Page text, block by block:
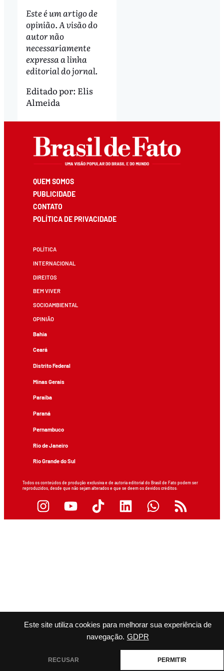
Este site utiliza cookies para melhorar sua experiência de
navegação. GDPR
RECUSAR PERMITIR
Este é um artigo de
opinião. A visão do
autor não
necessariamente
expressa a linha
editorial do jornal.
Editado por: Elis
Almeida
QUEM SOMOS
PUBLICIDADE
CONTATO
POLÍTICA DE PRIVACIDADE
POLÍTICA
INTERNACIONAL
DIREITOS
BEM VIVER
SOCIOAMBIENTAL
OPINIÃO
Bahia
Ceará
Distrito Federal
Minas Gerais
Paraíba
Paraná
Pernambuco
Rio de Janeiro
Rio Grande do Sul
Todos os conteúdos de produção exclusiva e de autoria editorial do Brasil de Fato podem ser
reproduzidos, desde que não sejam alterados e que se deem os devidos créditos.